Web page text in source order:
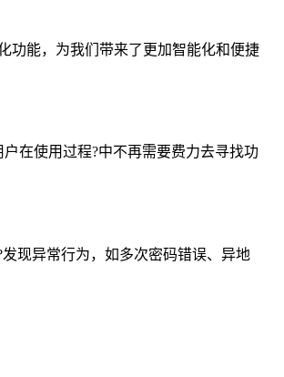
功能，为我们带来了更加智能化和便捷
在使用过程?中不再需要费力去寻找功
现异常行为，如多次密码错误、异地